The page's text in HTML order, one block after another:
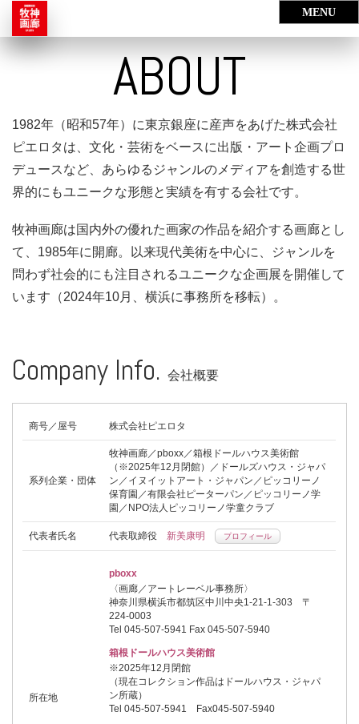
ABOUT
1982年（昭和57年）に東京銀座に産声をあげた株式会社
ピエロタは、文化・芸術をベースに出版・アート企画プロ
デュースなど、あらゆるジャンルのメディアを創造する世
界的にもユニークな形態と実績を有する会社です。
牧神画廊は国内外の優れた画家の作品を紹介する画廊とし
て、1985年に開廊。以来現代美術を中心に、ジャンルを
問わず社会的にも注目されるユニークな企画展を開催して
います（2024年10月、横浜に事務所を移転）。
Company Info. 会社概要
商号／屋号 株式会社ピエロタ
系列企業・団体
牧神画廊／pboxx／箱根ドールハウス美術館
（※2025年12月閉館）／ドールズハウス・ジャパ
ン／イヌイットアート・ジャパン／ピッコリーノ
保育園／有限会社ピーターパン／ピッコリーノ学
園／NPO法人ピッコリーノ学童クラブ
代表者氏名 代表取締役 新美康明 プロフィール
所在地
pboxx
〈画廊／アートレーベル事務所〉
神奈川県横浜市都筑区中川中央1-21-1-303 〒
224-0003
Tel 045-507-5941 Fax 045-507-5940
箱根ドールハウス美術館
※2025年12月閉館
（現在コレクション作品はドールハウス・ジャパ
ン所蔵）
Tel 045-507-5941 Fax045-507-5940